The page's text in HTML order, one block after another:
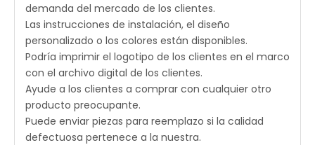
demanda del mercado de los clientes.
Las instrucciones de instalación, el diseño
personalizado o los colores están disponibles.
Podría imprimir el logotipo de los clientes en el marco
con el archivo digital de los clientes.
Ayude a los clientes a comprar con cualquier otro
producto preocupante.
Puede enviar piezas para reemplazo si la calidad
defectuosa pertenece a la nuestra.